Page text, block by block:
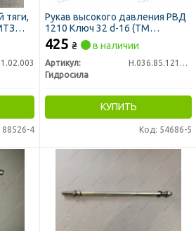
тяги,
4
Рукав высокого давления РВД
1210 Ключ 32 d-16 (ТМ
Hydrosila)
425 ₴ в наличии
Артикул:
Н.036.85.1210 1SN
Гидросила
КУПИТЬ
Код: 54686-5